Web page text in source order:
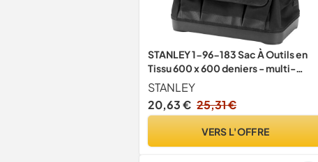
STANLEY 1-96-183 Sac À Outils en
Tissu 600 x 600 deniers - multi-
Compartiments - Sangle
Bandoulière avec Renfort Au Niveau
de l'Épaule - Conception Rigide -
23,5
STANLEY
20,63 € 25,31 €
VERS L'OFFRE